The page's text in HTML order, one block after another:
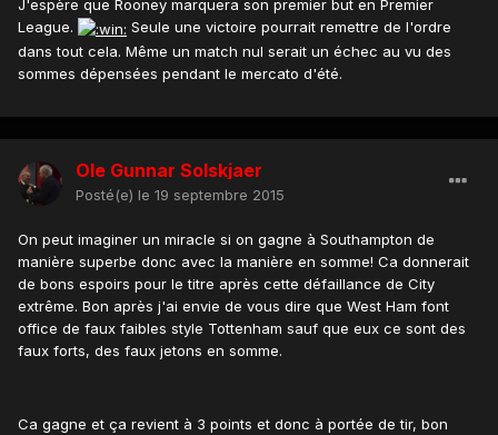
J'espère que Rooney marquera son premier but en Premier
League.
Seule une victoire pourrait remettre de l'ordre
dans tout cela. Même un match nul serait un échec au vu des
sommes dépensées pendant le mercato d'été.
Ole Gunnar Solskjaer
Posté(e) le 19 septembre 2015
On peut imaginer un miracle si on gagne à Southampton de
manière superbe donc avec la manière en somme! Ca donnerait
de bons espoirs pour le titre après cette défaillance de City
extrême. Bon après j'ai envie de vous dire que West Ham font
office de faux faibles style Tottenham sauf que eux ce sont des
faux forts, des faux jetons en somme.
Ca gagne et ça revient à 3 points et donc à portée de tir, bon